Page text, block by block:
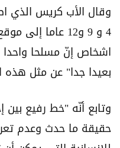
وقال الأب كريس الذي
اشخاص إنّ مسلحا
بعيدا جدا" عن مثل هذه
وتابع أنّه "خط رفيع بين
حقيقة ما حدث وعدم